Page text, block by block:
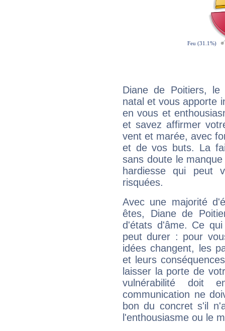
Diane de Poitiers, le
natal et vous apporte
en vous et
et savez affirmer
vent et marée, avec
et de vos buts. La
sans doute le
hardiesse qui peut
risquées.
Avec une majorité
êtes, Diane de
d'états d'âme. Ce
peut durer : pour
idées changent, les
et leurs
laisser la porte de
vulnérabilité doit
communication ne
bon du concret s'il
l'enthousiasme ou le